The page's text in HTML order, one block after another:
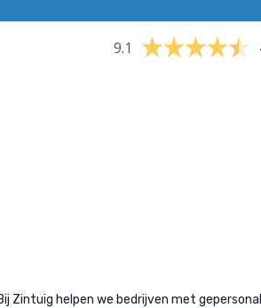
9.1
Zintuig helpen we bedrijven met